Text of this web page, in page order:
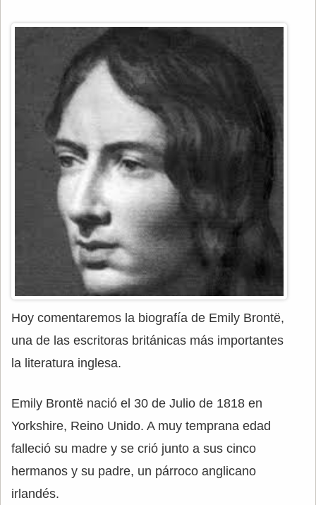
Hoy comentaremos la biografía de Emily Brontë,
una de las escritoras británicas más importantes
la literatura inglesa.
Emily Brontë nació el 30 de Julio de 1818 en
Yorkshire, Reino Unido. A muy temprana edad
falleció su madre y se crió junto a sus cinco
hermanos y su padre, un párroco anglicano
irlandés.